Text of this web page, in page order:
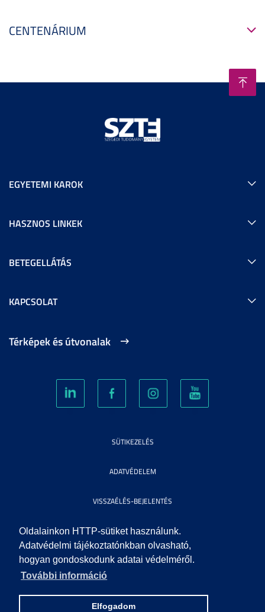
Oldalainkon HTTP-sütiket használunk.
Adatvédelmi tájékoztatónkban olvasható,
hogyan gondoskodunk adatai védelméről.
További információ
Elfogadom
CENTENÁRIUM
EGYETEMI KAROK
HASZNOS LINKEK
BETEGELLÁTÁS
KAPCSOLAT
Térképek és útvonalak
SÜTIKEZELÉS
ADATVÉDELEM
VISSZAÉLÉS-BEJELENTÉS
KÖZÉRDEKŰ ADATOK
IMPRESSZUM